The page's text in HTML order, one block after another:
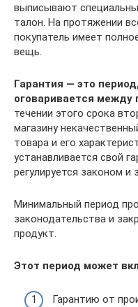
выписывают
талон. На протяжении
покупатель имеет
вещь.
Гарантия — это
оговаривается между
течении этого срока
магазину
товара и его
устанавливается свой
регулируется законом и
Минимальный период
законодательства и
продукт.
Этот период может
Гарантию от